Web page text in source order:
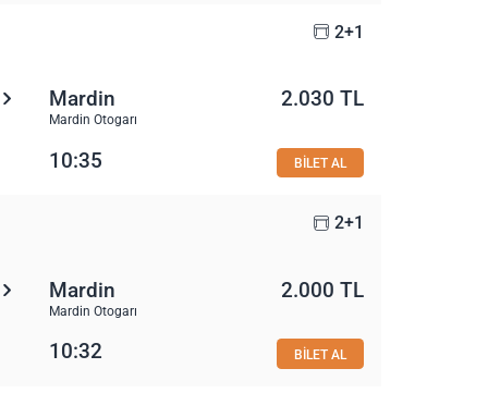
2+1
Mardin
Mardin Otogarı
2.030 TL
10:35 BİLET AL
2+1
Mardin
Mardin Otogarı
2.000 TL
10:32 BİLET AL